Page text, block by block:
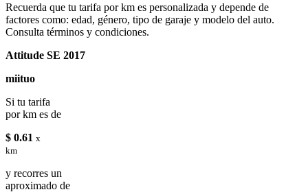
Recuerda que tu tarifa por km es personalizada y depende de
factores como: edad, género, tipo de garaje y modelo del auto.
Consulta términos y condiciones.
Attitude SE 2017
miituo
Si tu tarifa
por km es de
$ 0.61 x
km
y recorres un
aproximado de